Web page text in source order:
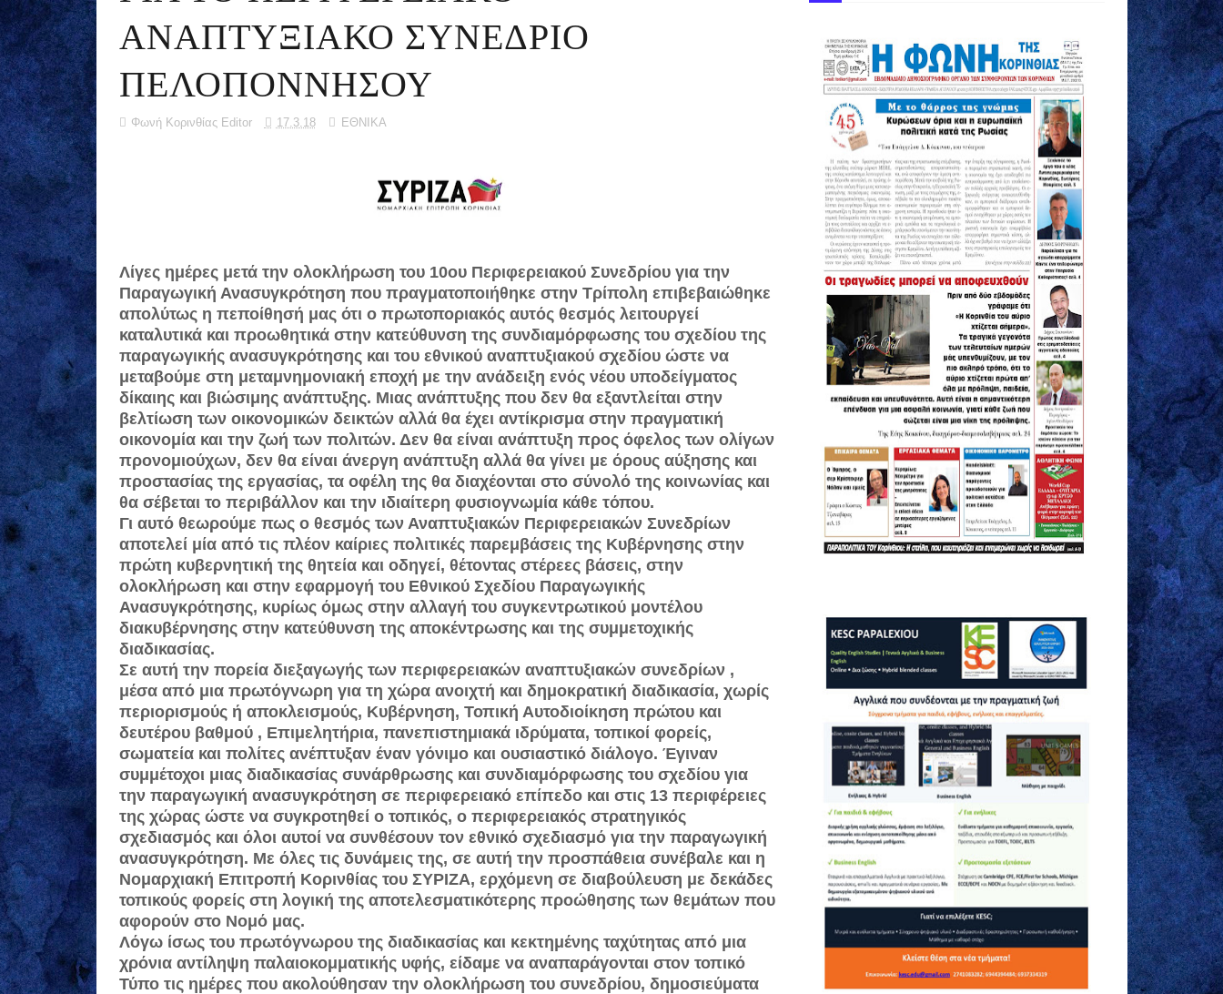
ΑΝΑΠΤΥΞΙΑΚΟ ΣΥΝΕΔΡΙΟ
ΠΕΛΟΠΟΝΝΗΣΟΥ
Φωνή Κορινθίας Editor 17.3.18 ΕΘΝΙΚΑ
Λίγες ημέρες μετά την ολοκλήρωση του 10ου Περιφερειακού Συνεδρίου για την
Παραγωγική Ανασυγκρότηση που πραγματοποιήθηκε στην Τρίπολη επιβεβαιώθηκε
απολύτως η πεποίθησή μας ότι ο πρωτοποριακός αυτός θεσμός λειτουργεί
καταλυτικά και προωθητικά στην κατεύθυνση της συνδιαμόρφωσης του σχεδίου της
παραγωγικής ανασυγκρότησης και του εθνικού αναπτυξιακού σχεδίου ώστε να
μεταβούμε στη μεταμνημονιακή εποχή με την ανάδειξη ενός νέου υποδείγματος
δίκαιης και βιώσιμης ανάπτυξης. Μιας ανάπτυξης που δεν θα εξαντλείται στην
βελτίωση των οικονομικών δεικτών αλλά θα έχει αντίκρισμα στην πραγματική
οικονομία και την ζωή των πολιτών. Δεν θα είναι ανάπτυξη προς όφελος των ολίγων
προνομιούχων, δεν θα είναι άνεργη ανάπτυξη αλλά θα γίνει με όρους αύξησης και
προστασίας της εργασίας, τα οφέλη της θα διαχέονται στο σύνολό της κοινωνίας και
θα σέβεται το περιβάλλον και την ιδιαίτερη φυσιογνωμία κάθε τόπου.
Γι αυτό θεωρούμε πως ο θεσμός των Αναπτυξιακών Περιφερειακών Συνεδρίων
αποτελεί μία από τις πλέον καίριες πολιτικές παρεμβάσεις της Κυβέρνησης στην
πρώτη κυβερνητική της θητεία και οδηγεί, θέτοντας στέρεες βάσεις, στην
ολοκλήρωση και στην εφαρμογή του Εθνικού Σχεδίου Παραγωγικής
Ανασυγκρότησης, κυρίως όμως στην αλλαγή του συγκεντρωτικού μοντέλου
διακυβέρνησης στην κατεύθυνση της αποκέντρωσης και της συμμετοχικής
διαδικασίας.
Σε αυτή την πορεία διεξαγωγής των περιφερειακών αναπτυξιακών συνεδρίων ,
μέσα από μια πρωτόγνωρη για τη χώρα ανοιχτή και δημοκρατική διαδικασία, χωρίς
περιορισμούς ή αποκλεισμούς, Κυβέρνηση, Τοπική Αυτοδιοίκηση πρώτου και
δευτέρου βαθμού , Επιμελητήρια, πανεπιστημιακά ιδρύματα, τοπικοί φορείς,
σωματεία και πολίτες ανέπτυξαν έναν γόνιμο και ουσιαστικό διάλογο. Έγιναν
συμμέτοχοι μιας διαδικασίας συνάρθρωσης και συνδιαμόρφωσης του σχεδίου για
την παραγωγική ανασυγκρότηση σε περιφερειακό επίπεδο και στις 13 περιφέρειες
της χώρας ώστε να συγκροτηθεί ο τοπικός, ο περιφερειακός στρατηγικός
σχεδιασμός και όλοι αυτοί να συνθέσουν τον εθνικό σχεδιασμό για την παραγωγική
ανασυγκρότηση. Με όλες τις δυνάμεις της, σε αυτή την προσπάθεια συνέβαλε και η
Νομαρχιακή Επιτροπή Κορινθίας του ΣΥΡΙΖΑ, ερχόμενη σε διαβούλευση με δεκάδες
τοπικούς φορείς στη λογική της αποτελεσματικότερης προώθησης των θεμάτων που
αφορούν στο Νομό μας.
Λόγω ίσως του πρωτόγνωρου της διαδικασίας και κεκτημένης ταχύτητας από μια
χρόνια αντίληψη παλαιοκομματικής υφής, είδαμε να αναπαράγονται στον τοπικό
Τύπο τις ημέρες που ακολούθησαν την ολοκλήρωση του συνεδρίου, δημοσιεύματα